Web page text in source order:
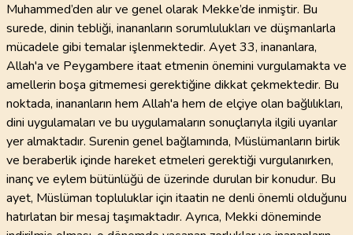
Muhammed’den alır ve genel olarak Mekke’de inmiştir. Bu
surede, dinin tebliği, inananların sorumlulukları ve düşmanlarla
mücadele gibi temalar işlenmektedir. Ayet 33, inananlara,
Allah'a ve Peygambere itaat etmenin önemini vurgulamakta ve
amellerin boşa gitmemesi gerektiğine dikkat çekmektedir. Bu
noktada, inananların hem Allah'a hem de elçiye olan bağlılıkları,
dini uygulamaları ve bu uygulamaların sonuçlarıyla ilgili uyarılar
yer almaktadır. Surenin genel bağlamında, Müslümanların birlik
ve beraberlik içinde hareket etmeleri gerektiği vurgulanırken,
inanç ve eylem bütünlüğü de üzerinde durulan bir konudur. Bu
ayet, Müslüman topluluklar için itaatin ne denli önemli olduğunu
hatırlatan bir mesaj taşımaktadır. Ayrıca, Mekki döneminde